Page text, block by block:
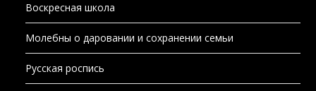
Воскресная школа
Молебны о даровании и сохранении семьи
Русская роспись